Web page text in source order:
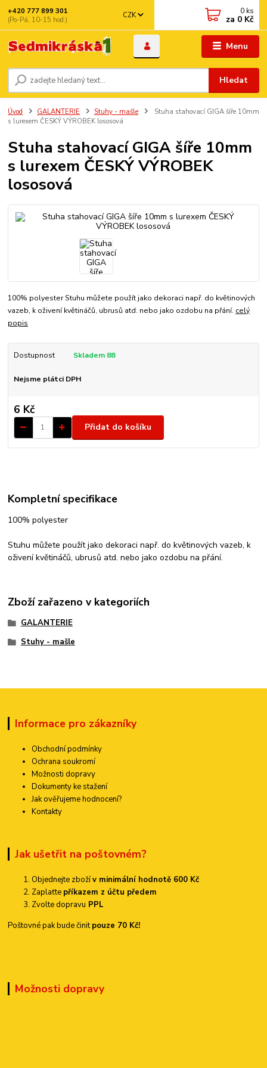
Menu
CZK
Hledat
+420 777 899 301
(Po-Pá, 10-15 hod.)
0 ks
za 0 Kč
Úvod GALANTERIE Stuhy - mašle
Stuha stahovací GIGA šíře 10mm
s lurexem ČESKÝ VÝROBEK lososová
Stuha stahovací GIGA šíře 10mm
s lurexem ČESKÝ VÝROBEK
lososová
100% polyester Stuhu můžete použít jako dekoraci např. do květinových
vazeb, k oživení květináčů, ubrusů atd. nebo jako ozdobu na přání. celý
popis
Dostupnost Skladem 88
Nejsme plátci DPH
6 Kč
Přidat do košíku
Kompletní specifikace
100% polyester
Stuhu můžete použít jako dekoraci např. do květinových vazeb, k
oživení květináčů, ubrusů atd. nebo jako ozdobu na přání.
Zboží zařazeno v kategoriích
GALANTERIE
Stuhy - mašle
Informace pro zákazníky
Obchodní podmínky
Ochrana soukromí
Možnosti dopravy
Dokumenty ke stažení
Jak ověřujeme hodnocení?
Kontakty
Jak ušetřit na poštovném?
Objednejte zbožív minimální hodnotě 600 Kč
Zaplaťte příkazem z účtu předem
Zvolte dopravu PPL
Poštovné pak bude činitpouze 70 Kč!
Možnosti dopravy